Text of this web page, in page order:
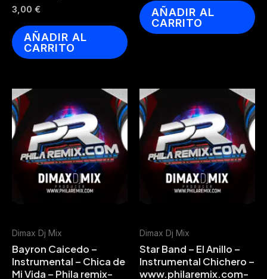
3,00 €
AÑADIR AL
CARRITO
AÑADIR AL
CARRITO
Dimax Dj Mix
Bayron Caicedo –
Instrumental – Chica de
Mi Vida – Phila remix-
Dimax Dj Mix
Star Band – El Anillo –
Instrumental Chichero –
www.philaremix.com-